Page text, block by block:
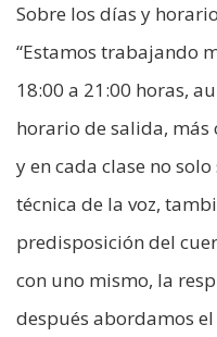
Sobre los días y
“Estamos trabajando
18:00 a 21:00 horas,
horario de salida, más
y en cada clase no
técnica de la voz,
predisposición del
con uno mismo, la
después abordamos